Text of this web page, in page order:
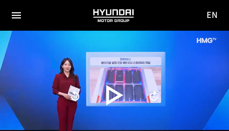
전체
HYUNDAI
MOTOR
사이
EN